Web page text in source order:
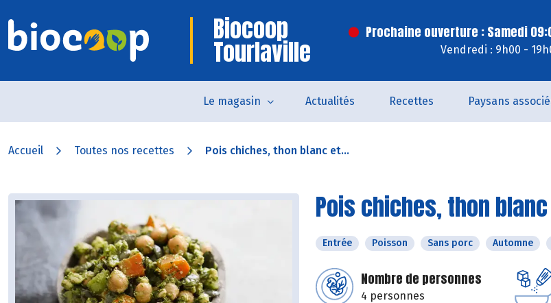
Biocoop
Tourlaville
Prochaine ouverture : Samedi
Vendredi : 9h00 -
Le magasin Actualités Recettes Paysans
Accueil Toutes nos recettes Pois chiches, thon blanc et...
Pois chiches, thon
Entrée Poisson Sans porc Automne
Nombre de personnes
4 personnes